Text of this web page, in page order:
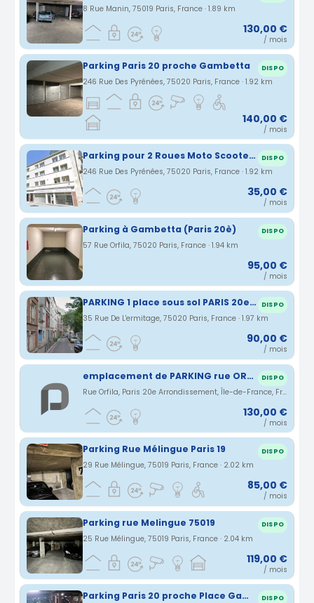
8 Rue Manin, 75019 Paris, France · 1.89 km
130,00 €
/ mois
Parking Paris 20 proche Gambetta DISPO
246 Rue Des Pyrénées, 75020 Paris, France · 1.92 km
140,00 €
/ mois
Parking pour 2 Roues Moto Scooter Velo électrique DISPO
246 Rue Des Pyrénées, 75020 Paris, France · 1.92 km
35,00 €
/ mois
Parking à Gambetta (Paris 20è) DISPO
57 Rue Orfila, 75020 Paris, France · 1.94 km
95,00 €
/ mois
PARKING 1 place sous sol PARIS 20e ermitage-jourdain DISPO
35 Rue De L'ermitage, 75020 Paris, France · 1.97 km
90,00 €
/ mois
emplacement de PARKING rue ORFILA 75020 PARIS DISPO
Rue Orfila, Paris 20e Arrondissement, Île-de-France, France · 2 km
130,00 €
/ mois
Parking Rue Mélingue Paris 19 DISPO
29 Rue Mélingue, 75019 Paris, France · 2.02 km
85,00 €
/ mois
Parking rue Melingue 75019 DISPO
25 Rue Mélingue, 75019 Paris, France · 2.04 km
119,00 €
/ mois
Parking Paris 20 proche Place Gambetta DISPO